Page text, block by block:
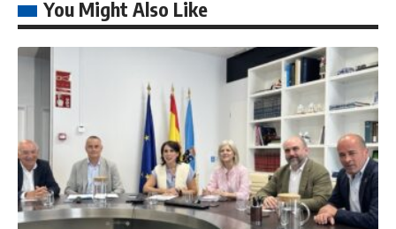
You Might Also Like